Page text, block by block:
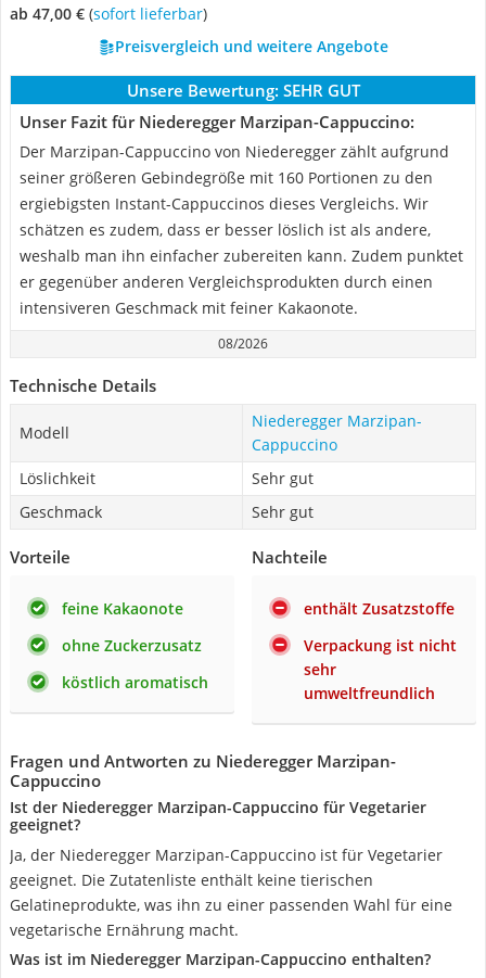
ab 47,00 € ( Sofort lieferbar)
Preisvergleich und weitere Angebote
Unsere Bewertung: SEHR GUT
Unser Fazit für Niederegger Marzipan-Cappuccino:
Der Marzipan-Cappuccino von Niederegger zählt aufgrund
seiner größeren Gebindegröße mit 160 Portionen zu den
ergiebigsten Instant-Cappuccinos dieses Vergleichs. Wir
schätzen es zudem, dass er besser löslich ist als andere,
weshalb man ihn einfacher zubereiten kann. Zudem punktet
er gegenüber anderen Vergleichsprodukten durch einen
intensiveren Geschmack mit feiner Kakaonote.
08/2026
Technische Details
Modell
Niederegger Marzipan-
Cappuccino
Löslichkeit
Sehr gut
Geschmack
Sehr gut
Vorteile
feine Kakaonote
ohne Zuckerzusatz
köstlich aromatisch
Nachteile
enthält Zusatzstoffe
Verpackung ist nicht
sehr
umweltfreundlich
Fragen und Antworten zu Niederegger Marzipan-
Cappuccino
Ist der Niederegger Marzipan-Cappuccino für Vegetarier
geeignet?
Ja, der Niederegger Marzipan-Cappuccino ist für Vegetarier
geeignet. Die Zutatenliste enthält keine tierischen
Gelatineprodukte, was ihn zu einer passenden Wahl für eine
vegetarische Ernährung macht.
Was ist im Niederegger Marzipan-Cappuccino enthalten?